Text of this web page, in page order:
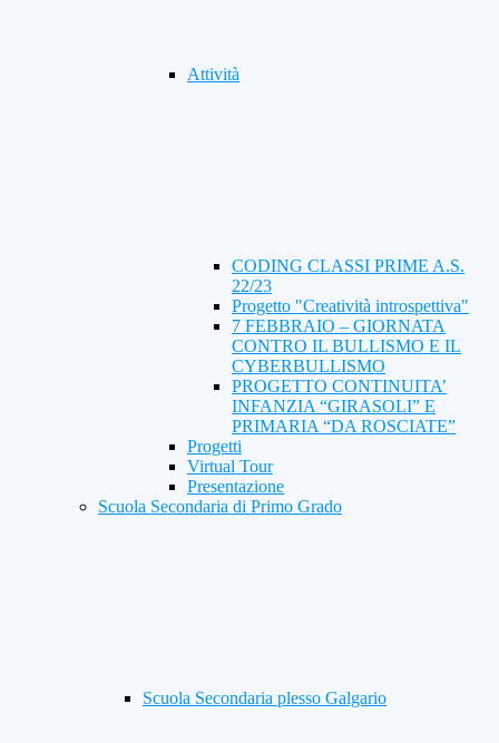
Attività
CODING CLASSI PRIME A.S.
22/23
Progetto "Creatività introspettiva"
7 FEBBRAIO – GIORNATA
CONTRO IL BULLISMO E IL
CYBERBULLISMO
PROGETTO CONTINUITA’
INFANZIA “GIRASOLI” E
PRIMARIA “DA ROSCIATE”
Progetti
Virtual Tour
Presentazione
Scuola Secondaria di Primo Grado
Scuola Secondaria plesso Galgario